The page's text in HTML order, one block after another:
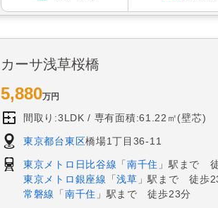
カーサ浅草桜橋
5,880万円
間取り:3LDK 専有面積:61.22㎡(壁芯)
東京都台東区橋場1丁目36-11
東京メトロ日比谷線 「南千住 」駅まで
東京メトロ銀座線
「浅草 」駅まで 徒歩
常磐線
「 南千住 」駅まで 徒歩23分